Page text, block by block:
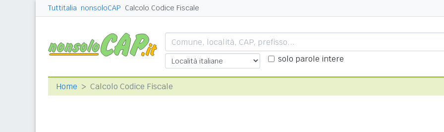
Tuttitalia nonsoloCAP Calcolo Codice Fiscale
solo parole intere
Home Calcolo Codice Fiscale